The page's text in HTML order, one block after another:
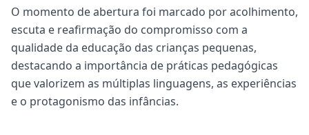
O momento de abertura foi marcado por acolhimento,
escuta e reafirmação do compromisso com a
qualidade da educação das crianças pequenas,
destacando a importância de práticas pedagógicas
que valorizem as múltiplas linguagens, as experiências
e o protagonismo das infâncias.